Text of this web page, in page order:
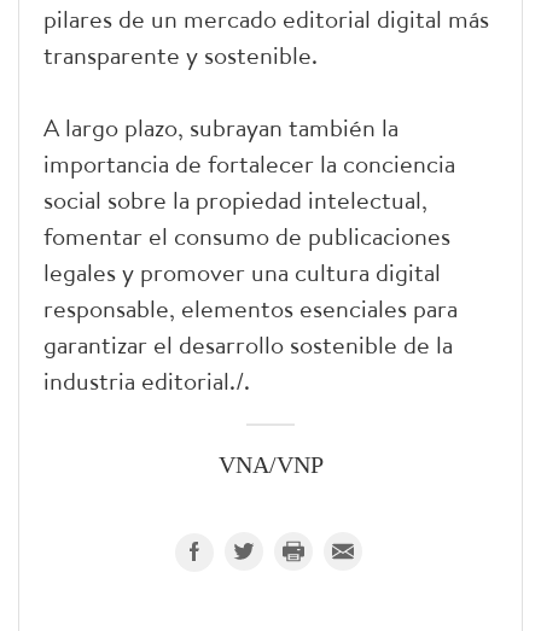
pilares de un mercado editorial digital más
transparente y sostenible.
A largo plazo, subrayan también la
importancia de fortalecer la conciencia
social sobre la propiedad intelectual,
fomentar el consumo de publicaciones
legales y promover una cultura digital
responsable, elementos esenciales para
garantizar el desarrollo sostenible de la
industria editorial./.
VNA/VNP